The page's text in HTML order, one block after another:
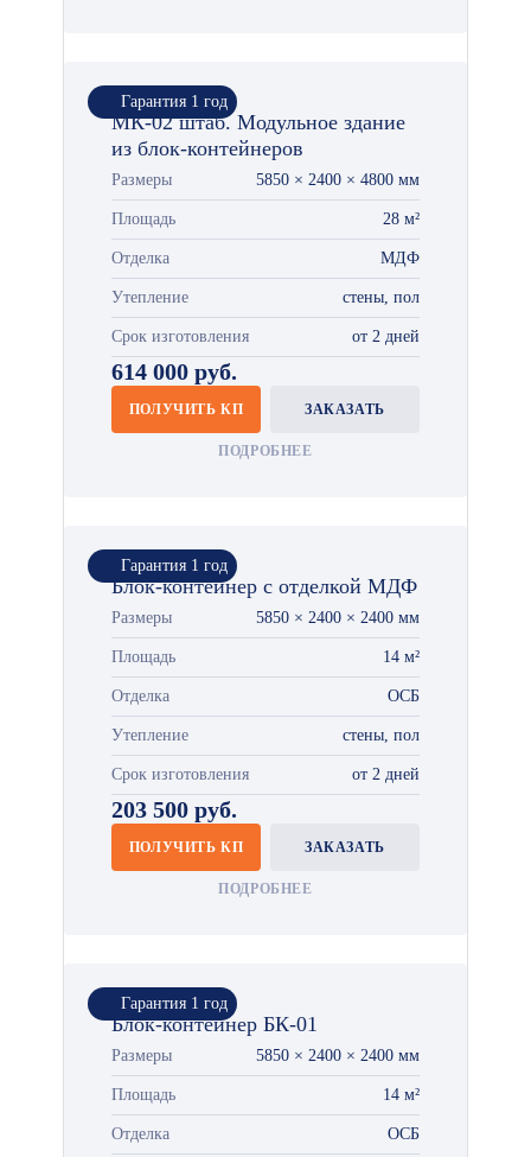
Гарантия 1 год
МК-02 штаб. Модульное здание
из блок-контейнеров
Размеры 5850 × 2400 × 4800 мм
Площадь 28 м²
Отделка МДФ
Утепление стены, пол
Срок изготовления от 2 дней
614 000 руб.
ПОЛУЧИТЬ КП ЗАКАЗАТЬ
ПОДРОБНЕЕ
Гарантия 1 год
Блок-контейнер с отделкой МДФ
Размеры 5850 × 2400 × 2400 мм
Площадь 14 м²
Отделка ОСБ
Утепление стены, пол
Срок изготовления от 2 дней
203 500 руб.
ПОЛУЧИТЬ КП ЗАКАЗАТЬ
ПОДРОБНЕЕ
Гарантия 1 год
Блок-контейнер БК-01
Размеры 5850 × 2400 × 2400 мм
Площадь 14 м²
Отделка ОСБ